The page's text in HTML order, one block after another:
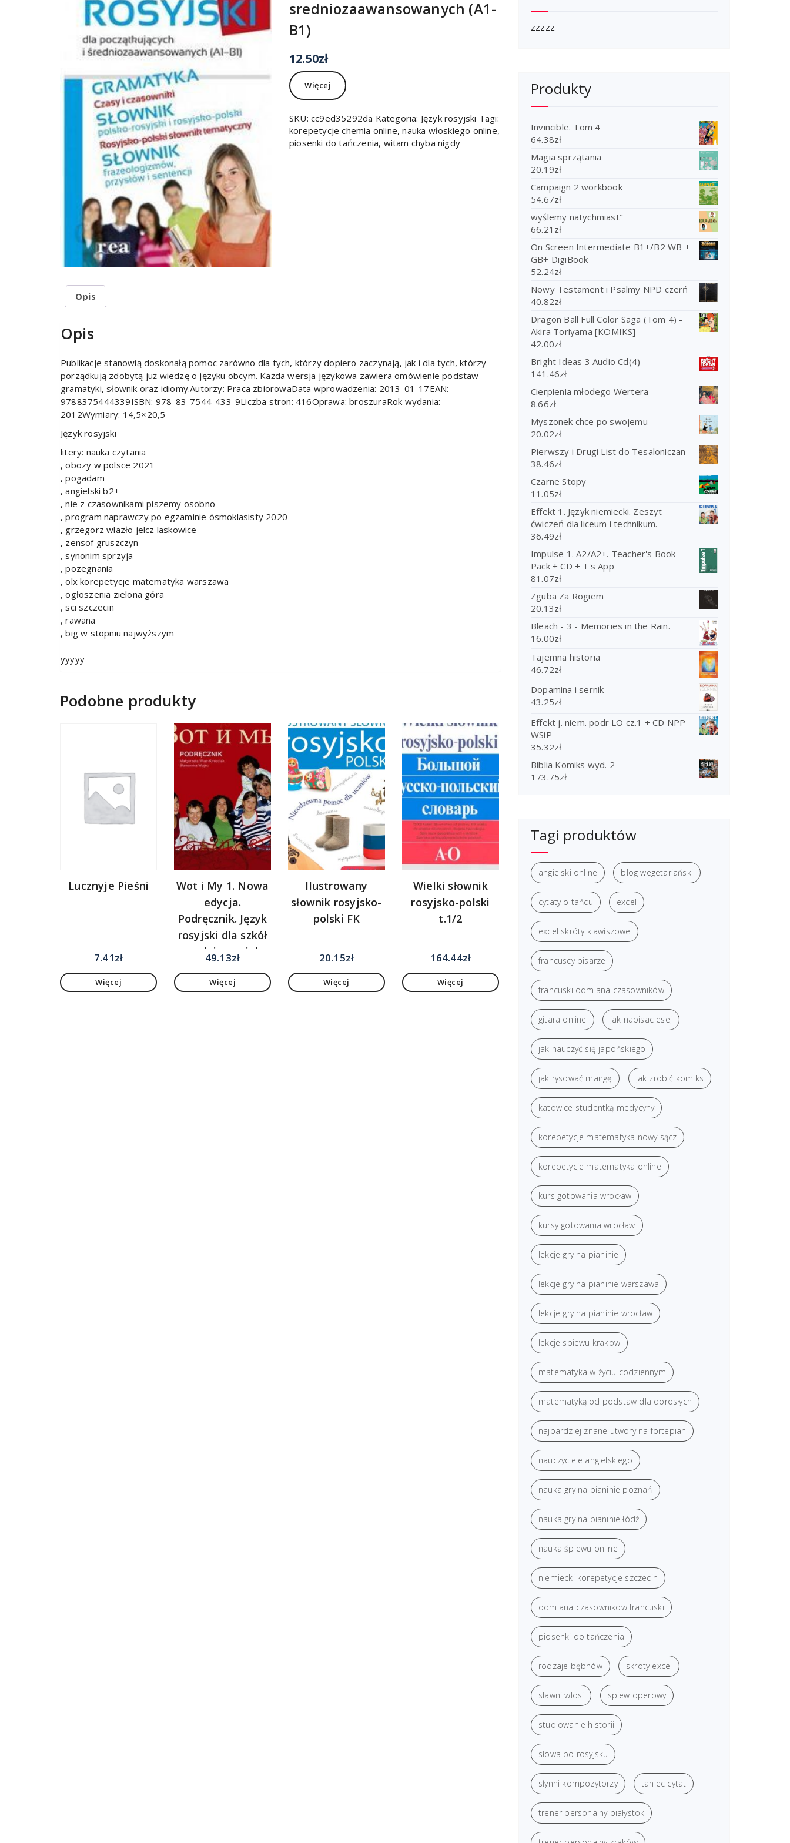
sredniozaawansowanych (A1-
B1)
12.50zł
Więcej
SKU: cc9ed35292da Kategoria: Język rosyjski Tagi:
korepetycje chemia online,nauka włoskiego online,
piosenki do tańczenia, witam chyba nigdy
Opis
Opis
Publikacje stanowią doskonałą pomoc zarówno dla tych, którzy dopiero zaczynają, jak i dla tych, którzy
porządkują zdobytą już wiedzę o języku obcym. Każda wersja językowa zawiera omówienie podstaw
gramatyki, słownik oraz idiomy.Autorzy: Praca zbiorowaData wprowadzenia: 2013-01-17EAN:
9788375444339ISBN: 978-83-7544-433-9Liczba stron: 416Oprawa: broszuraRok wydania:
2012Wymiary: 14,5×20,5
Język rosyjski
litery: nauka czytania
, obozy w polsce 2021
, pogadam
, angielski b2+
, nie z czasownikami piszemy osobno
, program naprawczy po egzaminie ósmoklasisty 2020
, grzegorz wlazło jelcz laskowice
, zensof gruszczyn
, synonim sprzyja
, pozegnania
, olx korepetycje matematyka warszawa
, ogłoszenia zielona góra
, sci szczecin
, rawana
, big w stopniu najwyższym
yyyyy
Podobne produkty
Lucznyje Pieśni
7.41zł
Więcej
Wot i My 1. Nowa
edycja.
Podręcznik. Język
rosyjski dla szkół
ponadgimnazjalnych
49.13zł
Więcej
Ilustrowany
słownik rosyjsko-
polski FK
20.15zł
Więcej
Wielki słownik
rosyjsko-polski
t.1/2
164.44zł
Więcej
zzzzz
Produkty
Invincible. Tom 4
64.38zł
Magia sprzątania
20.19zł
Campaign 2 workbook
54.67zł
wyślemy natychmiast"
66.21 zł
On Screen Intermediate B1+/B2 WB +
GB+ DigiBook
52.24zł
Nowy Testament i Psalmy NPD czerń
40.82zł
Dragon Ball Full Color Saga (Tom 4) -
Akira Toriyama [KOMIKS]
42.00zł
Bright Ideas 3 Audio Cd(4)
141.46zł
Cierpienia młodego Wertera
8.66zł
Myszonek chce po swojemu
20.02zł
Pierwszy i Drugi List do Tesaloniczan
38.46zł
Czarne Stopy
11.05zł
Effekt 1. Język niemiecki. Zeszyt
ćwiczeń dla liceum i technikum.
36.49zł
Impulse 1. A2/A2+. Teacher's Book
Pack + CD + T's App
81.07zł
Zguba Za Rogiem
20.13zł
Bleach - 3 - Memories in the Rain.
16.00zł
Tajemna historia
46.72zł
Dopamina i sernik
43.25zł
Effekt j. niem. podr LO cz.1 + CD NPP
WSiP
35.32zł
Biblia Komiks wyd. 2
173.75zł
Tagi produktów
angielski online blog wegetariański
cytaty o tańcu excel
excel skróty klawiszowe
francuscy pisarze
francuski odmiana czasowników
gitara online jak napisac esej
jak nauczyć się japońskiego
jak rysować mangę jak zrobić komiks
katowice studentką medycyny
korepetycje matematyka nowy sącz
korepetycje matematyka online
kurs gotowania wrocław
kursy gotowania wrocław
lekcje gry na pianinie
lekcje gry na pianinie warszawa
lekcje gry na pianinie wrocław
lekcje spiewu krakow
matematyka w życiu codziennym
matematyką od podstaw dla dorosłych
najbardziej znane utwory na fortepian
nauczyciele angielskiego
nauka gry na pianinie poznań
nauka gry na pianinie łódź
nauka śpiewu online
niemiecki korepetycje szczecin
odmiana czasownikow francuski
piosenki do tańczenia
rodzaje bębnów skroty excel
slawni wlosi spiew operowy
studiowanie historii
słowa po rosyjsku
słynni kompozytorzy taniec cytat
trener personalny białystok